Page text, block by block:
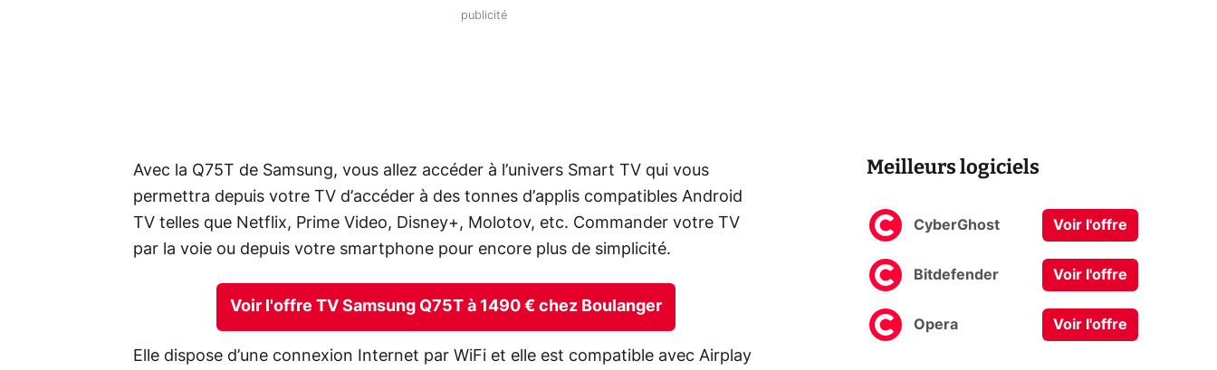
Avec la Q75T de Samsung, vous allez accéder à l’univers Smart TV qui vous
permettra depuis votre TV d’accéder à des tonnes d’applis compatibles Android
TV telles que Netflix, Prime Video, Disney+, Molotov, etc. Commander votre TV
par la voie ou depuis votre smartphone pour encore plus de simplicité.
Voir l'offre TV Samsung Q75T à 1490 € chez Boulanger
Elle dispose d’une connexion Internet par WiFi et elle est compatible avec Airplay
Meilleurs logiciels
CyberGhost Voir l'offre
Bitdefender Voir l'offre
Opera Voir l'offre